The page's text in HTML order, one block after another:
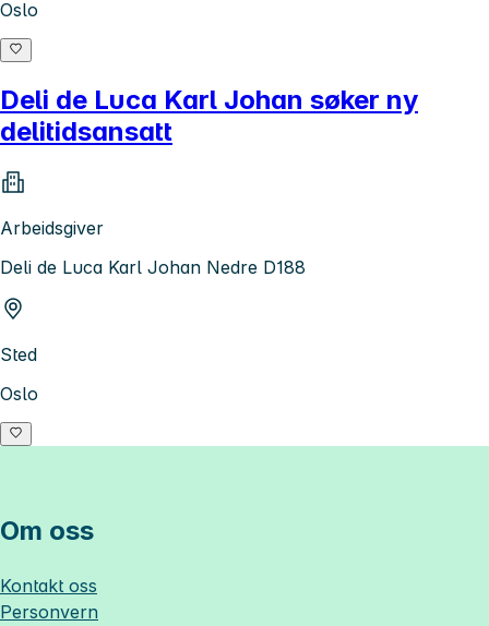
Oslo
Deli de Luca Karl Johan søker ny
delitidsansatt
Arbeidsgiver
Deli de Luca Karl Johan Nedre D188
Sted
Oslo
Om oss
Kontakt oss
Personvern